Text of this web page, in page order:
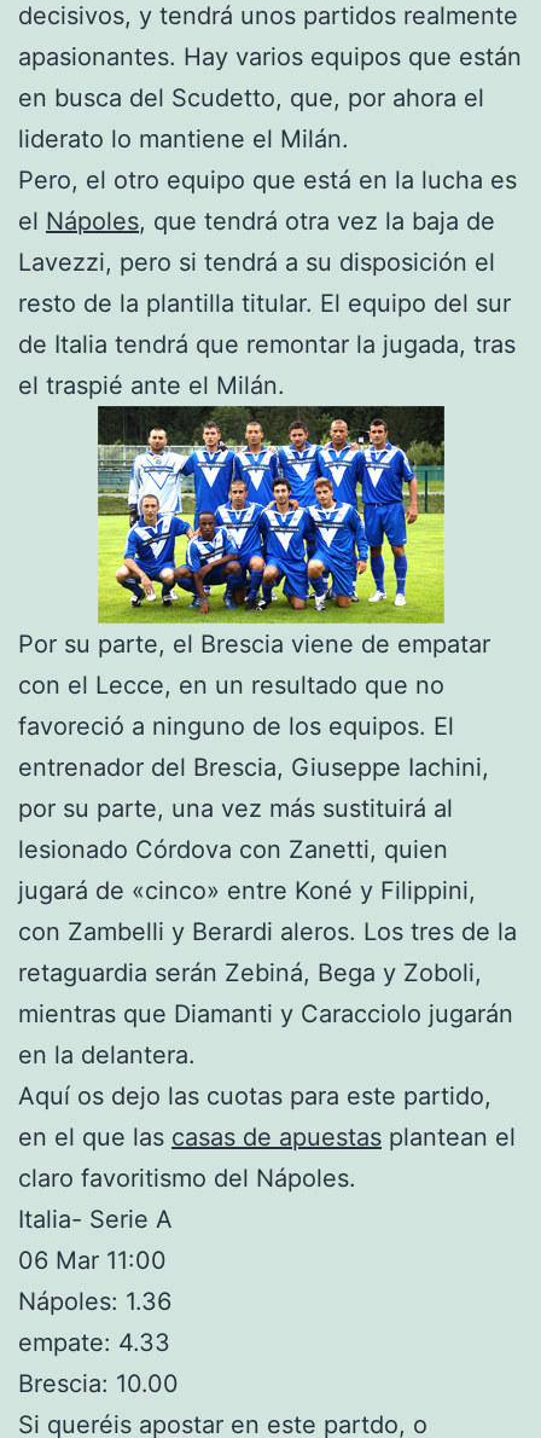
decisivos, y tendrá unos partidos realmente
apasionantes. Hay varios equipos que están
en busca del Scudetto, que, por ahora el
liderato lo mantiene el Milán.
Pero, el otro equipo que está en la lucha es
el Nápoles, que tendrá otra vez la baja de
Lavezzi, pero si tendrá a su disposición el
resto de la plantilla titular. El equipo del sur
de Italia tendrá que remontar la jugada, tras
el traspié ante el Milán.
Por su parte, el Brescia viene de empatar
con el Lecce, en un resultado que no
favoreció a ninguno de los equipos. El
entrenador del Brescia, Giuseppe Iachini,
por su parte, una vez más sustituirá al
lesionado Córdova con Zanetti, quien
jugará de «cinco» entre Koné y Filippini,
con Zambelli y Berardi aleros. Los tres de la
retaguardia serán Zebiná, Bega y Zoboli,
mientras que Diamanti y Caracciolo jugarán
en la delantera.
Aquí os dejo las cuotas para este partido,
en el que las casas de apuestas plantean el
claro favoritismo del Nápoles.
Italia- Serie A
06 Mar 11:00
Nápoles: 1.36
empate: 4.33
Brescia: 10.00
Si queréis apostar en este partdo, o